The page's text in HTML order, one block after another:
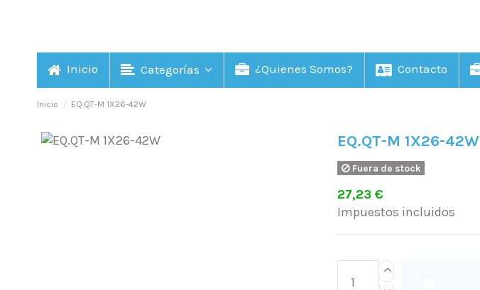
Inicio Categorías ¿Quienes Somos? Contacto
Inicio EQ.QT-M 1X26-42W
EQ.QT-M 1X26-42W
Fuera de stock
27,23 €
Impuestos incluidos